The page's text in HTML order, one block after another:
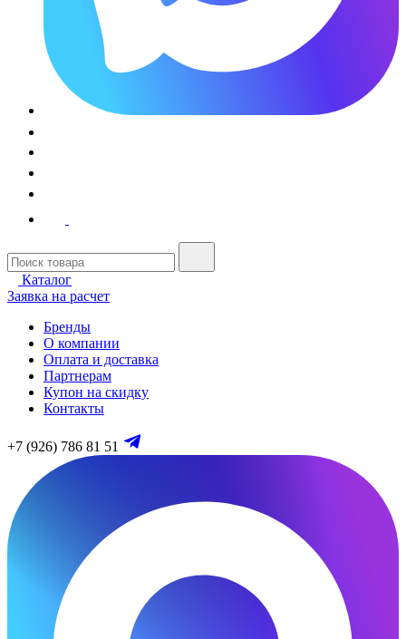
Каталог
Заявка на расчет
Бренды
О компании
Оплата и доставка
Партнерам
Купон на скидку
Контакты
+7 (926) 786 81 51